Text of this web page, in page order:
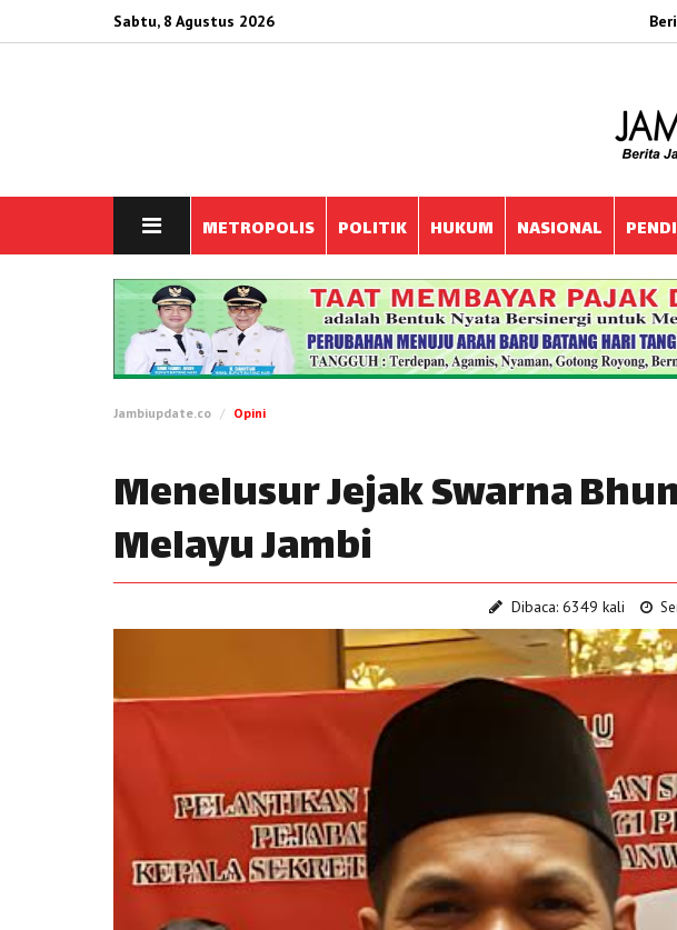
Sabtu, 8 Agustus 2026
METROPOLIS POLITIK HUKUM NASIONAL
Jambiupdate.co Opini
Menelusur Jejak Swarna
Melayu Jambi
Dibaca: 6349 kali